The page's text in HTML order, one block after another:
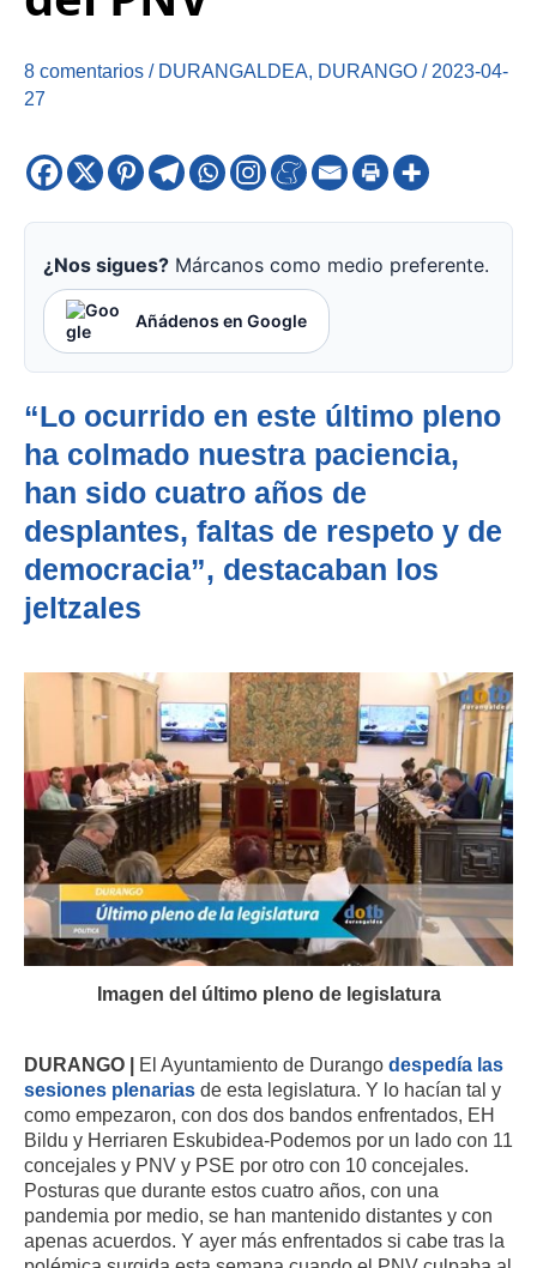
8 comentarios / DURANGALDEA, DURANGO / 2023-04-
27
¿Nos sigues? Márcanos como medio preferente.
Añádenos en Google
“Lo ocurrido en este último pleno
ha colmado nuestra paciencia,
han sido cuatro años de
desplantes, faltas de respeto y de
democracia”, destacaban los
jeltzales
Imagen del último pleno de legislatura
DURANGO | El Ayuntamiento de Durango despedía las
sesiones plenarias de esta legislatura. Y lo hacían tal y
como empezaron, con dos dos bandos enfrentados, EH
Bildu y Herriaren Eskubidea-Podemos por un lado con 11
concejales y PNV y PSE por otro con 10 concejales.
Posturas que durante estos cuatro años, con una
pandemia por medio, se han mantenido distantes y con
apenas acuerdos. Y ayer más enfrentados si cabe tras la